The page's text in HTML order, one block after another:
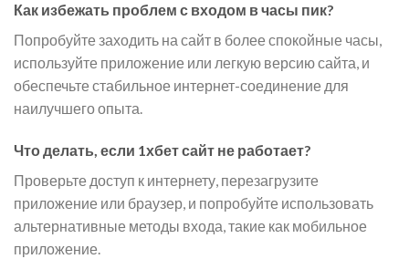
Как избежать проблем с входом в часы пик?
Попробуйте заходить на сайт в более спокойные часы,
используйте приложение или легкую версию сайта, и
обеспечьте стабильное интернет-соединение для
наилучшего опыта.
Что делать, если 1хбет сайт не работает?
Проверьте доступ к интернету, перезагрузите
приложение или браузер, и попробуйте использовать
альтернативные методы входа, такие как мобильное
приложение.